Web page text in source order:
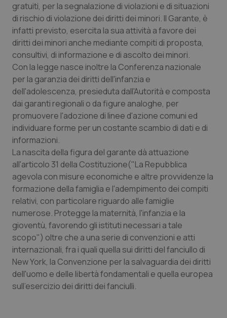
Sicilia
Toscana
Umbria
Valle D’Aosta
Veneto
Neuroscienze & patologie neurodegenerative
Obesità
Oftalmologia
Oncodermatologia
Oncoematologia
Oncologia & Nutrizione
Psoriasi & pelle
Quotidiano Cardiologia
Quotidiano Chirurgia
Quotidiano Oncologia
Quotidiano Pediatria
gratuiti, per la segnalazione di violazioni e di situazioni
di rischio di violazione dei diritti dei minori. Il Garante, è
infatti previsto, esercita la sua attività a favore dei
diritti dei minori anche mediante compiti di proposta,
consultivi, di informazione e di ascolto dei minori.
Con la legge nasce inoltre la Conferenza nazionale
per la garanzia dei diritti dell'infanzia e
dell'adolescenza, presieduta dall'Autorità e composta
dai garanti regionali o da figure analoghe, per
promuovere l'adozione di linee d'azione comuni ed
individuare forme per un costante scambio di dati e di
informazioni.
La nascita della figura del garante dà attuazione
all'articolo 31 della Costituzione("La Repubblica
agevola con misure economiche e altre provvidenze la
formazione della famiglia e l'adempimento dei compiti
relativi, con particolare riguardo alle famiglie
numerose. Protegge la maternità, l'infanzia e la
gioventù, favorendo gli istituti necessari a tale
scopo") oltre che a una serie di convenzioni e atti
internazionali, fra i quali quella sui diritti del fanciullo di
New York, la Convenzione per la salvaguardia dei diritti
dell'uomo e delle libertà fondamentali e quella europea
sull'esercizio dei diritti dei fanciulli.